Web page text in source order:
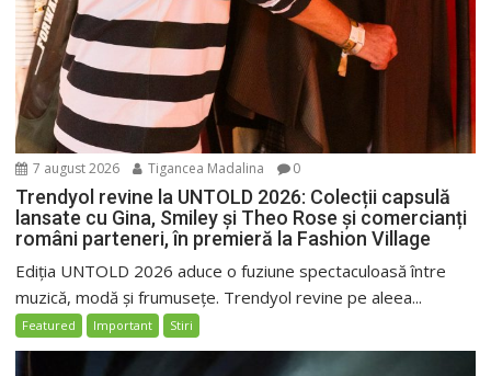
7 august 2026 Tigancea Madalina 0
Trendyol revine la UNTOLD 2026: Colecții capsulă
lansate cu Gina, Smiley și Theo Rose și comercianți
români parteneri, în premieră la Fashion Village
Ediția UNTOLD 2026 aduce o fuziune spectaculoasă între
muzică, modă și frumusețe. Trendyol revine pe aleea...
Featured Important Stiri